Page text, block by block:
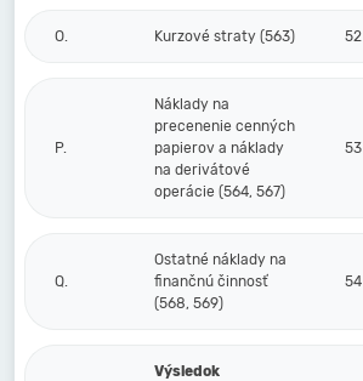
O. Kurzové straty (563) 52
P.
Náklady na
precenenie cenných
papierov a náklady
na derivátové
operácie (564, 567)
53
Q.
Ostatné náklady na
finančnú činnosť
(568, 569)
54
Výsledok